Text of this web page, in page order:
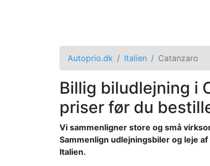
Autoprio.dk Italien Catanzaro
Billig biludlejning i
priser før du
Vi sammenligner store og små
Sammenlign udlejningsbiler og leje
Italien.